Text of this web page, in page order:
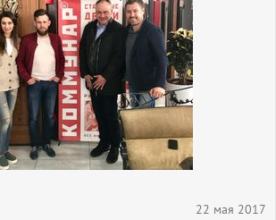
22 мая 2017